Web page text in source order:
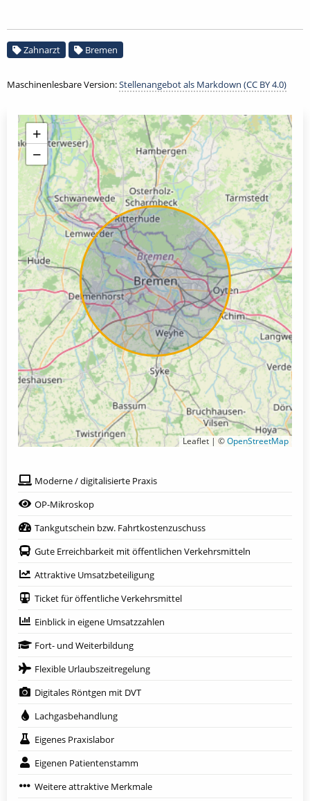
Zahnarzt Bremen
Maschinenlesbare Version:Stellenangebot als Markdown (CC BY 4.0)
+
−
Leaflet | ©OpenStreetMap
Moderne / digitalisierte Praxis
OP-Mikroskop
Tankgutschein bzw. Fahrtkostenzuschuss
Gute Erreichbarkeit mit öffentlichen Verkehrsmitteln
Attraktive Umsatzbeteiligung
Ticket für öffentliche Verkehrsmittel
Einblick in eigene Umsatzzahlen
Fort- und Weiterbildung
Flexible Urlaubszeitregelung
Digitales Röntgen mit DVT
Lachgasbehandlung
Eigenes Praxislabor
Eigenen Patientenstamm
Weitere attraktive Merkmale